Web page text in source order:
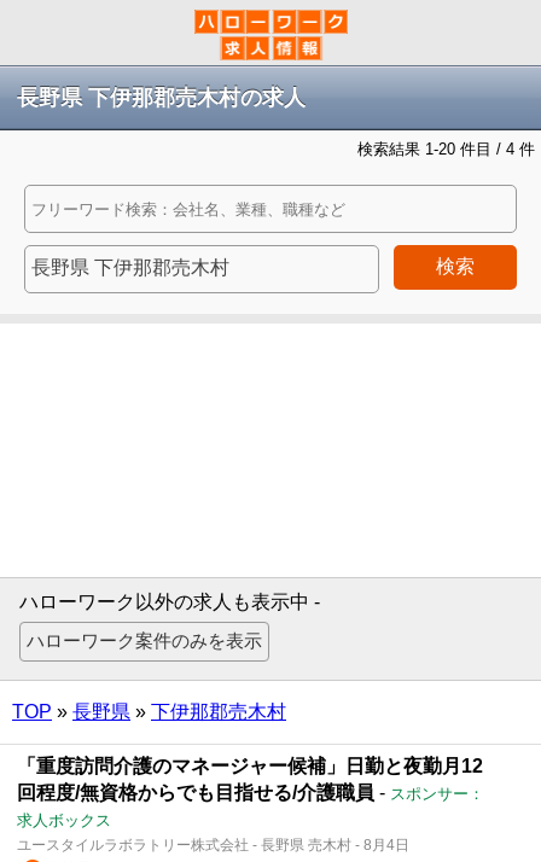
長野県 下伊那郡売木村の求人
検索結果 1-20 件目 / 4 件
検索
ハローワーク以外の求人も表示中 -
TOP » 長野県 » 下伊那郡売木村
「重度訪問介護のマネージャー候補」日勤と夜勤月12
回程度/無資格からでも目指せる/介護職員 - スポンサー：
求人ボックス
ユースタイルラボラトリー株式会社 - 長野県 売木村 - 8月4日